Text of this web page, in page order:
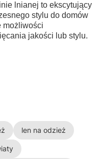
lnianej to ekscytujący
stylu do domów
możliwości
jakości lub stylu.
len na odzież